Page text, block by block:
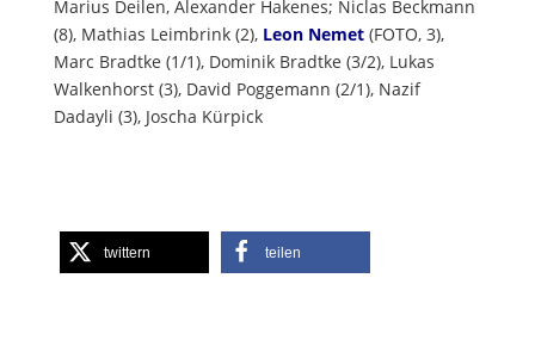
Marius Deilen, Alexander Hakenes; Niclas Beckmann
(8), Mathias Leimbrink (2), Leon Nemet(FOTO, 3),
Marc Bradtke (1/1), Dominik Bradtke (3/2), Lukas
Walkenhorst (3), David Poggemann (2/1), Nazif
Dadayli (3), Joscha Kürpick
twittern teilen